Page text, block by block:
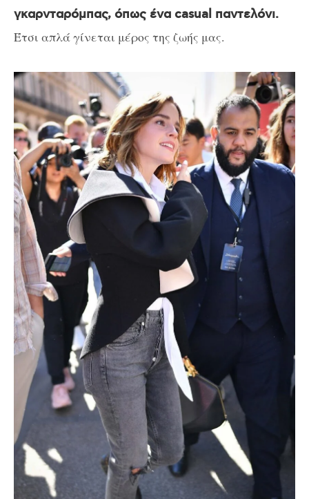
γκαρνταρόμπας, όπως ένα casual παντελόνι.
Έτσι απλά γίνεται μέρος της ζωής μας.